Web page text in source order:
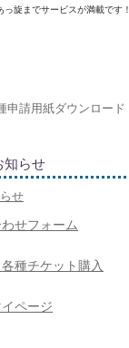
旋までサービスが満載です！
申請用紙ダウンロード
知らせ
せ